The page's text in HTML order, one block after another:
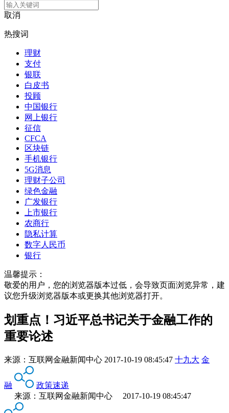
取消
热搜词
理财
支付
银联
白皮书
投顾
中国银行
网上银行
征信
CFCA
区块链
手机银行
5G消息
理财子公司
绿色金融
广发银行
上市银行
农商行
隐私计算
数字人民币
银行
温馨提示：
敬爱的用户，您的浏览器版本过低，会导致页面浏览异常，建
议您升级浏览器版本或更换其他浏览器打开。
划重点！习近平总书记关于金融工作的
重要论述
来源： 互联网金融新闻中心 2017-10-19 08:45:47 十九大 金
融
政策速递
来源：互联网金融新闻中心 2017-10-19 08:45:47